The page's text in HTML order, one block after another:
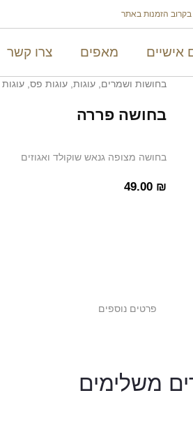
בקרוב הזמנות באתר
אישיים מאפים צרו קשר
בחושות ושמרים עוגות, עוגות פס,
בחושה פררה
בחושה מצופה גנאש שוקולד ואגוזים
49.00 ₪
פרטים נוספים
משלימים